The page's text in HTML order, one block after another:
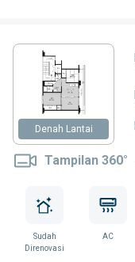
Denah Lantai
Tampilan 360°
Sudah
Direnovasi
AC